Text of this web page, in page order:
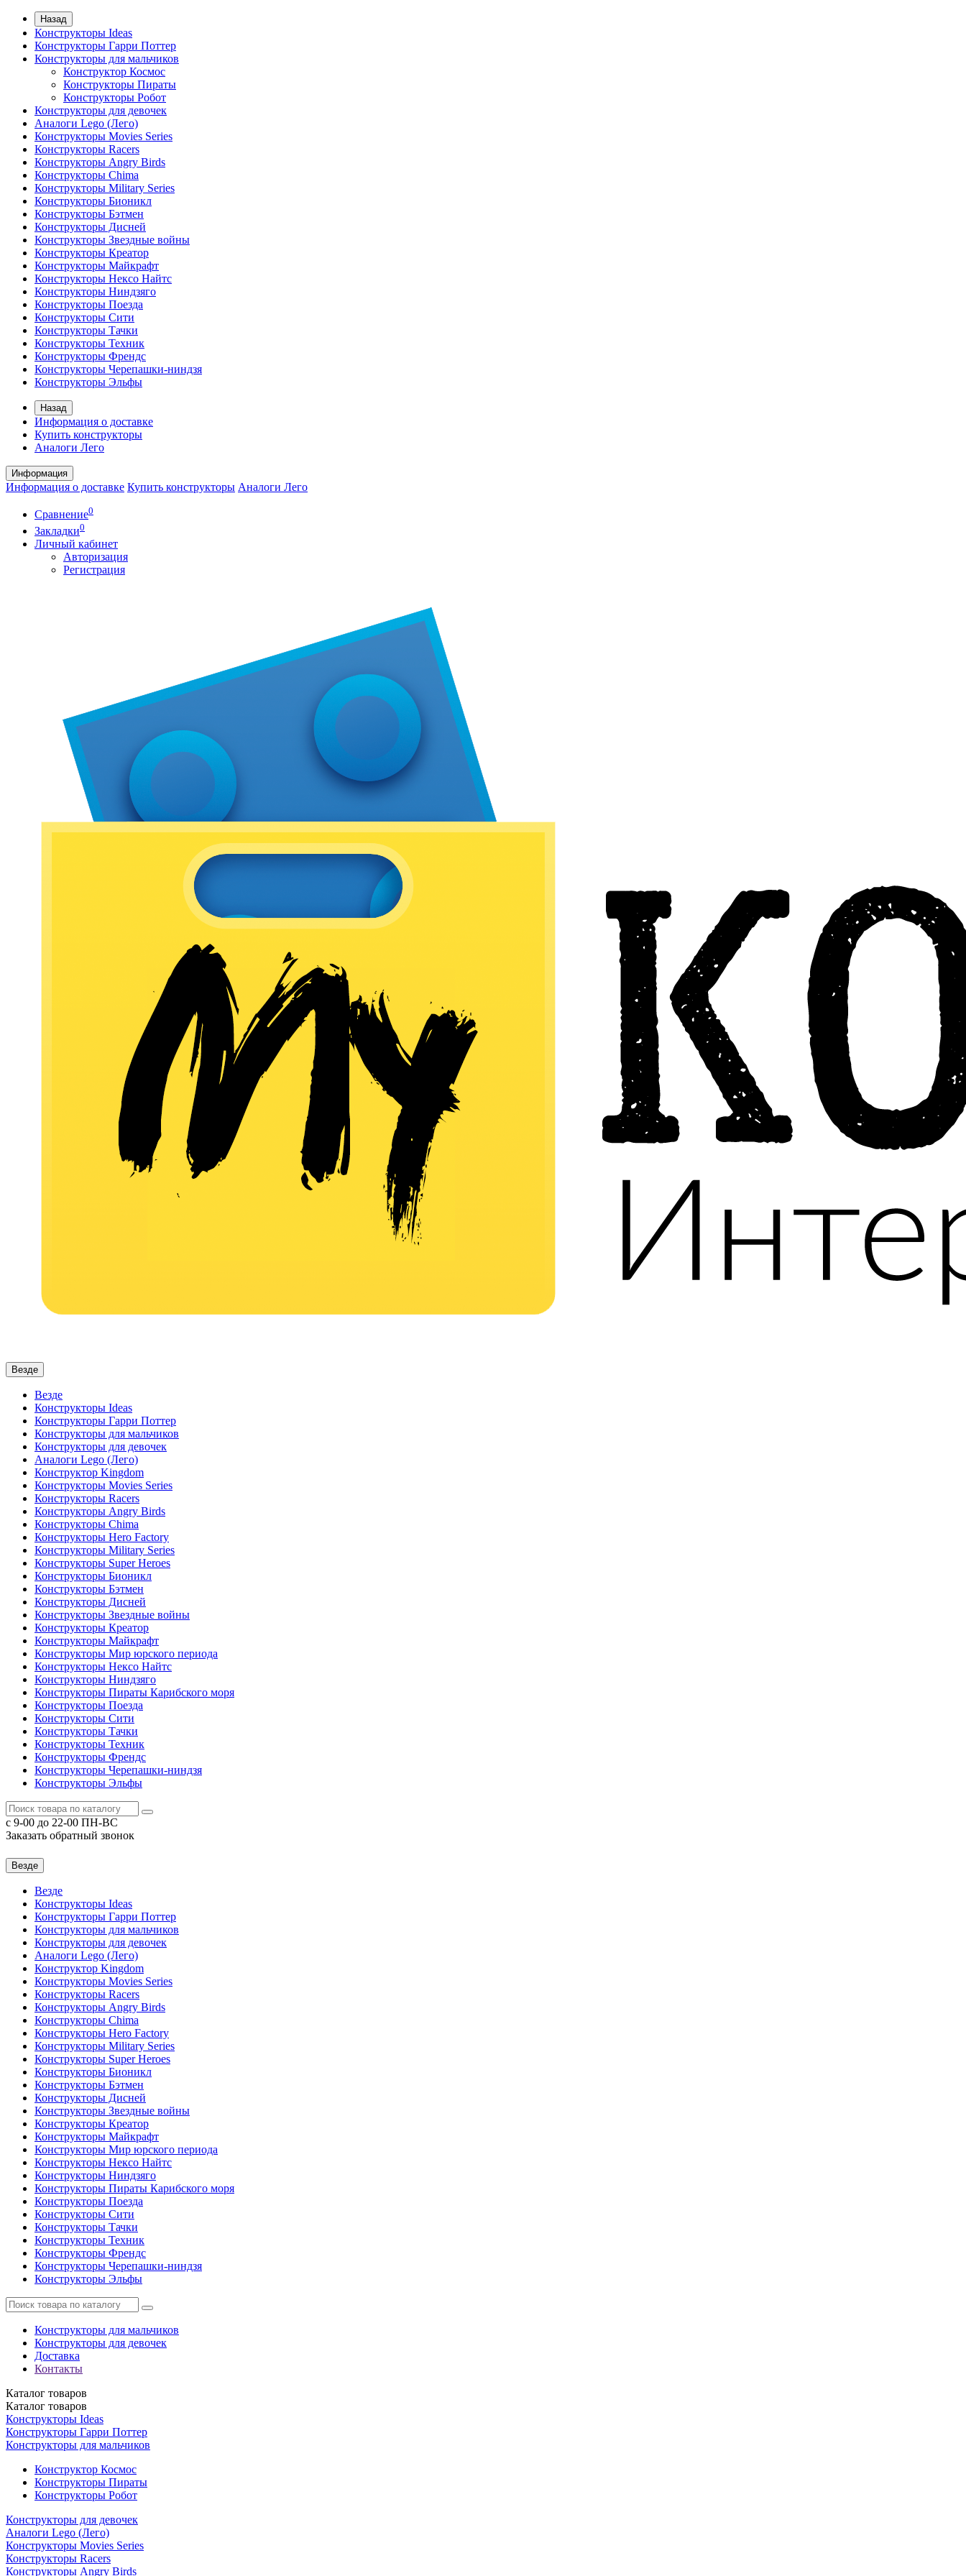
Назад
Конструкторы Ideas
Конструкторы Гарри Поттер
Конструкторы для мальчиков
Конструктор Космос
Конструкторы Пираты
Конструкторы Робот
Конструкторы для девочек
Аналоги Lego (Лего)
Конструкторы Movies Series
Конструкторы Racers
Конструкторы Angry Birds
Конструкторы Chima
Конструкторы Military Series
Конструкторы Бионикл
Конструкторы Бэтмен
Конструкторы Дисней
Конструкторы Звездные войны
Конструкторы Креатор
Конструкторы Майкрафт
Конструкторы Нексо Найтс
Конструкторы Ниндзяго
Конструкторы Поезда
Конструкторы Сити
Конструкторы Тачки
Конструкторы Техник
Конструкторы Френдс
Конструкторы Черепашки-ниндзя
Конструкторы Эльфы
Назад
Информация о доставке
Купить конструкторы
Аналоги Лего
Информация
Информация о доставке Купить конструкторы Аналоги Лего
Сравнение0
Закладки0
Личный кабинет
Авторизация
Регистрация
Везде
Везде
Конструкторы Ideas
Конструкторы Гарри Поттер
Конструкторы для мальчиков
Конструкторы для девочек
Аналоги Lego (Лего)
Конструктор Kingdom
Конструкторы Movies Series
Конструкторы Racers
Конструкторы Angry Birds
Конструкторы Chima
Конструкторы Hero Factory
Конструкторы Military Series
Конструкторы Super Heroes
Конструкторы Бионикл
Конструкторы Бэтмен
Конструкторы Дисней
Конструкторы Звездные войны
Конструкторы Креатор
Конструкторы Майкрафт
Конструкторы Мир юрского периода
Конструкторы Нексо Найтс
Конструкторы Ниндзяго
Конструкторы Пираты Карибского моря
Конструкторы Поезда
Конструкторы Сити
Конструкторы Тачки
Конструкторы Техник
Конструкторы Френдс
Конструкторы Черепашки-ниндзя
Конструкторы Эльфы
c 9-00 до 22-00 ПН-ВС
Заказать обратный звонок
Везде
Везде
Конструкторы Ideas
Конструкторы Гарри Поттер
Конструкторы для мальчиков
Конструкторы для девочек
Аналоги Lego (Лего)
Конструктор Kingdom
Конструкторы Movies Series
Конструкторы Racers
Конструкторы Angry Birds
Конструкторы Chima
Конструкторы Hero Factory
Конструкторы Military Series
Конструкторы Super Heroes
Конструкторы Бионикл
Конструкторы Бэтмен
Конструкторы Дисней
Конструкторы Звездные войны
Конструкторы Креатор
Конструкторы Майкрафт
Конструкторы Мир юрского периода
Конструкторы Нексо Найтс
Конструкторы Ниндзяго
Конструкторы Пираты Карибского моря
Конструкторы Поезда
Конструкторы Сити
Конструкторы Тачки
Конструкторы Техник
Конструкторы Френдс
Конструкторы Черепашки-ниндзя
Конструкторы Эльфы
Конструкторы для мальчиков
Конструкторы для девочек
Доставка
Контакты
Каталог товаров
Каталог товаров
Конструкторы Ideas
Конструкторы Гарри Поттер
Конструкторы для мальчиков
Конструктор Космос
Конструкторы Пираты
Конструкторы Робот
Конструкторы для девочек
Аналоги Lego (Лего)
Конструкторы Movies Series
Конструкторы Racers
Конструкторы Angry Birds